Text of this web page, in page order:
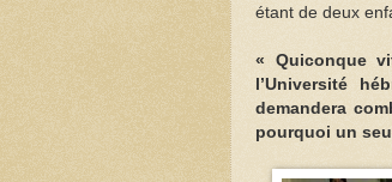
étant de deux
« Quiconque
l’Université
demandera
pourquoi un